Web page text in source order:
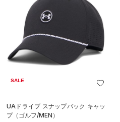
SALE
UAドライブ スナップバック キャッ
プ（ゴルフ/MEN）